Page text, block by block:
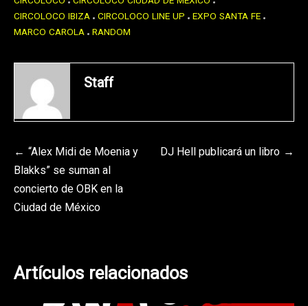
CIRCOLOCO IBIZA CIRCOLOCO LINE UP EXPO SANTA FE
MARCO CAROLA RANDOM
Staff
Navegación
de
entradas
“Alex Midi de Moenia y
Blakks” se suman al
concierto de OBK en la
Ciudad de México
DJ Hell publicará un libro
Artículos relacionados